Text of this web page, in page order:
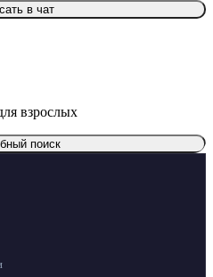
в чат
взрослых
поиск